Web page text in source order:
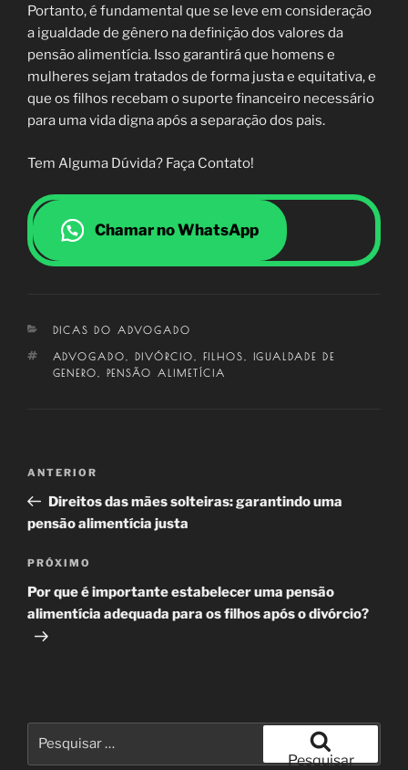
Portanto, é fundamental que se leve em consideração
a igualdade de gênero na definição dos valores da
pensão alimentícia. Isso garantirá que homens e
mulheres sejam tratados de forma justa e equitativa, e
que os filhos recebam o suporte financeiro necessário
para uma vida digna após a separação dos pais.
Tem Alguma Dúvida? Faça Contato!
Chamar no WhatsApp
CATEGORIAS
DICAS DO ADVOGADO
TAGS
ADVOGADO DIVÓRCIO FILHOS
IGUALDADE DE
GENERO
PENSÃO ALIMETÍCIA
Post
Post
anterior
ANTERIOR
Direitos das mães solteiras: garantindo uma
pensão alimentícia justa
Próximo
post
PRÓXIMO
Por que é importante estabelecer uma pensão
alimentícia adequada para os filhos após o divórcio?
Pesquisar